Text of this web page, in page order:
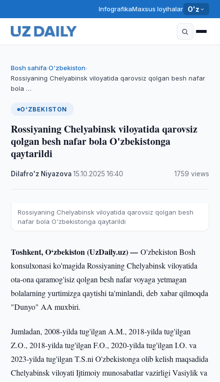
InfografikaMaxsus loyihalar O'z
Bosh sahifa›O‘zbekiston›
Rossiyaning Chelyabinsk viloyatida qarovsiz qolgan besh nafar
bola …
O‘ZBEKISTON
Rossiyaning Chelyabinsk viloyatida qarovsiz
qolgan besh nafar bola O'zbekistonga
qaytarildi
Dilafro'z Niyazova ·15.10.2025 ·16:40 1759 views
Rossiyaning Chelyabinsk viloyatida qarovsiz qolgan besh
nafar bola O'zbekistonga qaytarildi
Toshkent, O‘zbekiston (UzDaily.uz) —O'zbekiston Bosh
konsulxonasi ko'magida Rossiyaning Chelyabinsk viloyatida
ota-ona qaramog'isiz qolgan besh nafar voyaga yetmagan
bolalarning yurtimizga qaytishi ta'minlandi, deb xabar qilmoqda
"Dunyo" AA muxbiri.
Jumladan, 2008-yilda tug'ilgan A.M., 2018-yilda tug'ilgan
Z.O., 2018-yilda tug'ilgan F.O., 2020-yilda tug'ilgan I.O. va
2023-yilda tug'ilgan T.S.ni O'zbekistonga olib kelish maqsadida
Chelyabinsk viloyati Ijtimoiy munosabatlar vazirligi Vasiylik va